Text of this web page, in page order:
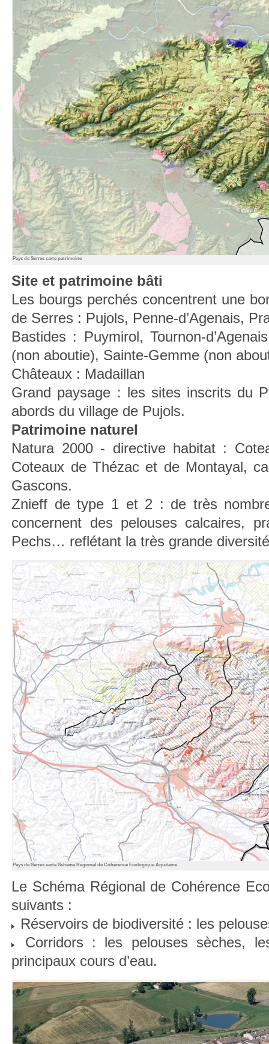
Pays de Serres carte patrimoine
Site et patrimoine bâti
Les bourgs perchés concentrent une
de Serres : Pujols, Penne-d’Agenais,
Bastides : Puymirol, Tournon-
(non aboutie), Sainte-Gemme (non
Châteaux : Madaillan
Grand paysage : les sites inscrits du
abords du village de Pujols.
Patrimoine naturel
Natura 2000 - directive habitat :
Coteaux de Thézac et de Montayal,
Gascons.
Znieff de type 1 et 2 : de très
concernent des pelouses calcaires,
Pechs… reflétant la très grande
Pays de Serres carte Schéma Régional de Cohérence Ecologique Aquitaine
Le Schéma Régional de Cohérence
suivants :
Réservoirs de biodiversité : les
Corridors : les pelouses sèches,
principaux cours d’eau.